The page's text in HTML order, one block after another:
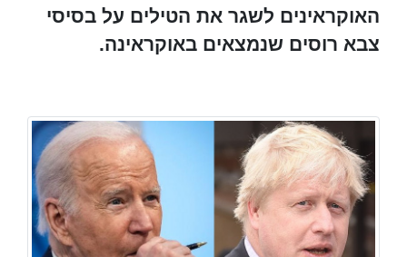
האוקראינים לשגר את הטילים על בסיסי
צבא רוסים שנמצאים באוקראינה.